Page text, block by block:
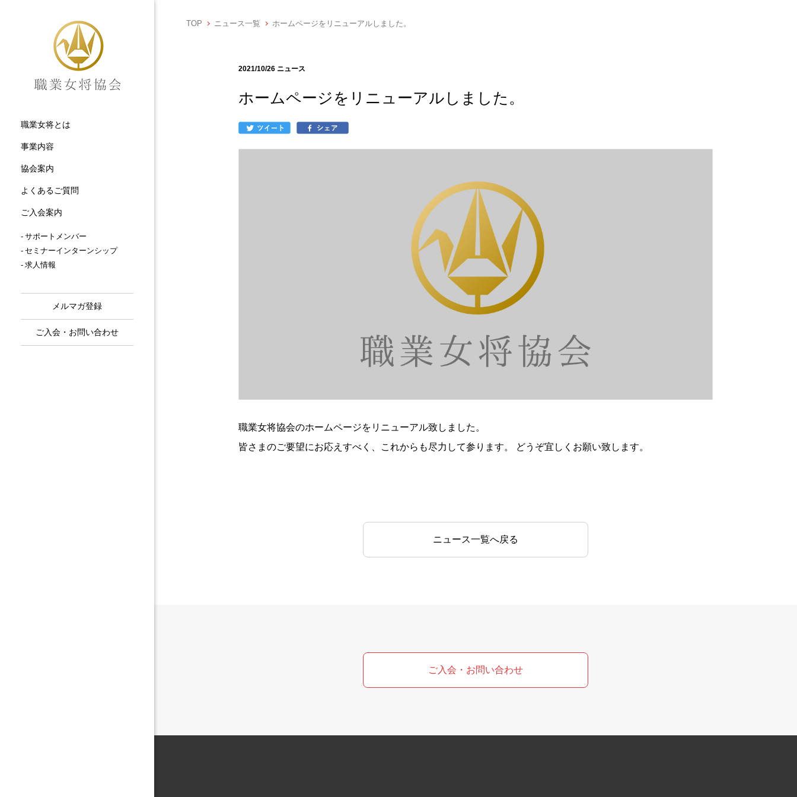
職業女将とは
事業内容
協会案内
よくあるご質問
ご入会案内
- サポートメンバー
- セミナーインターンシップ
- 求人情報
メルマガ登録
ご入会・お問い合わせ
TOP ニュース一覧 ホームページをリニューアルしました。
2021/10/26 ニュース
ホームページをリニューアルしました。
職業女将協会のホームページをリニューアル致しました。
皆さまのご要望にお応えすべく、これからも尽力して参ります。 どうぞ宜しくお願い致します。
ニュース一覧へ戻る
ご入会・お問い合わせ